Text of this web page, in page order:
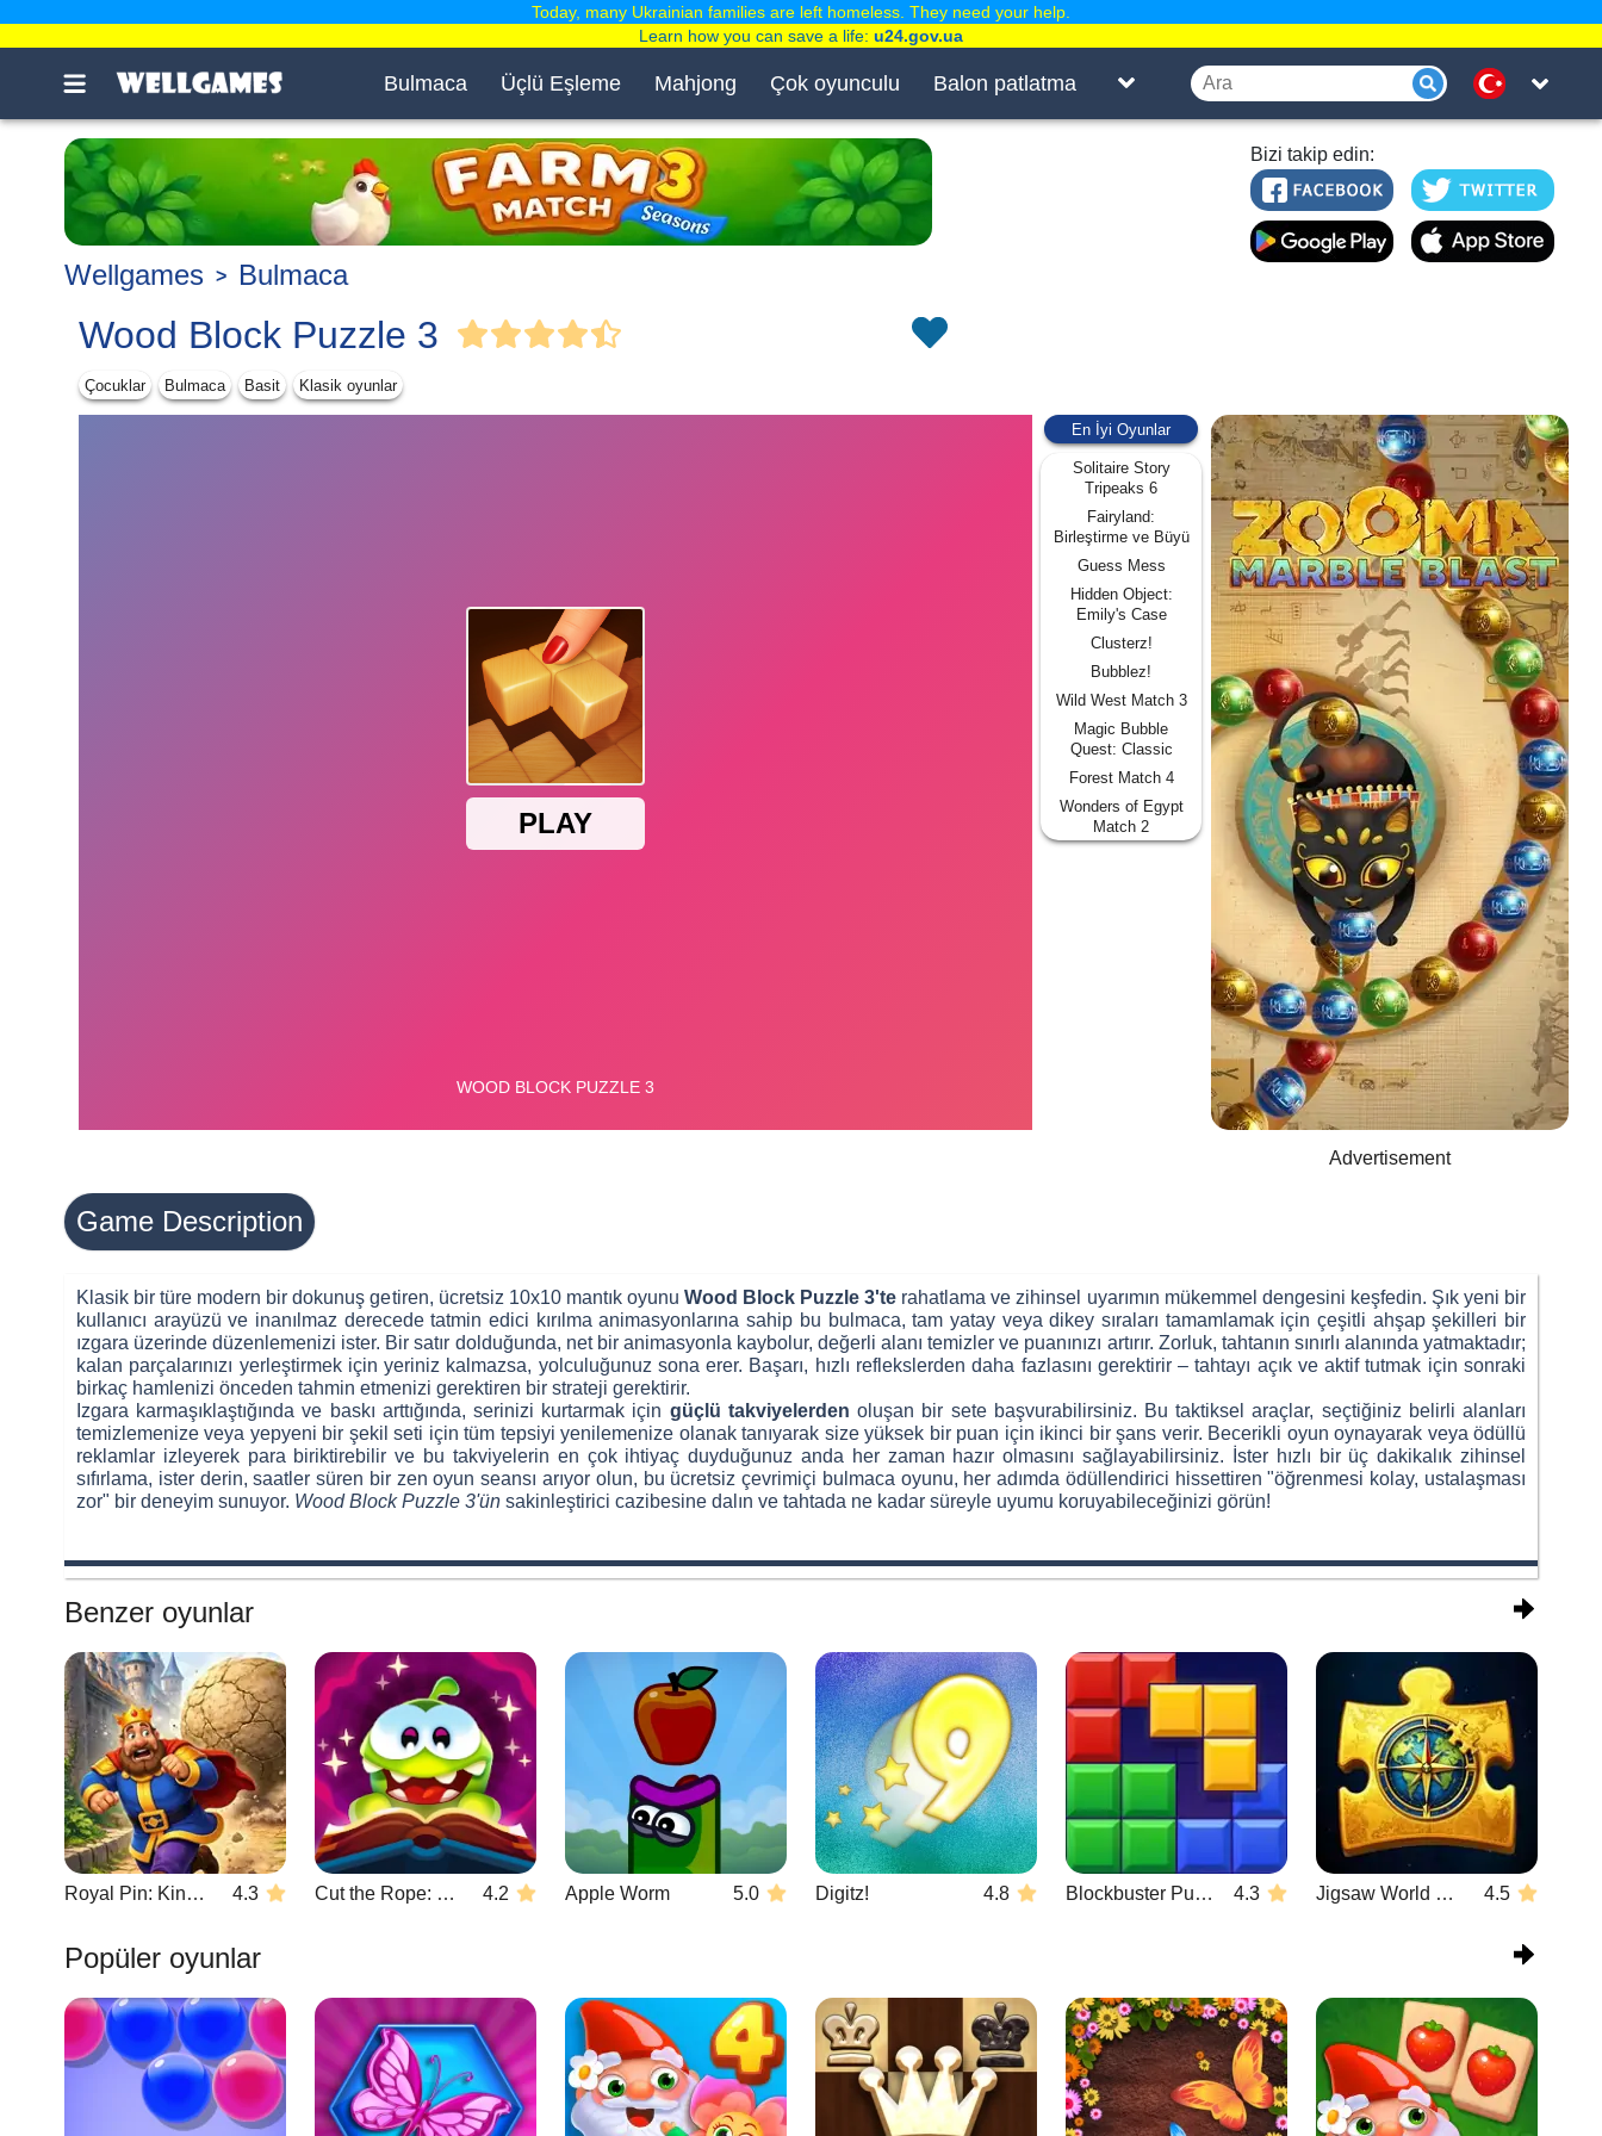
Bulmaca Üçlü Eşleme Mahjong Çok oyunculu Balon patlatma
Bizi takip edin:
Wellgames Bulmaca
Wood Block Puzzle 3
Çocuklar Bulmaca Basit Klasik oyunlar
En İyi Oyunlar
Solitaire Story
Tripeaks 6
Fairyland:
Birleştirme ve Büyü
Guess Mess
Hidden Object:
Emily's Case
Clusterz!
Bubblez!
Wild West Match 3
Magic Bubble
Quest: Classic
Forest Match 4
Wonders of Egypt
Match 2
Advertisement
Game Description
Klasik bir türe modern bir dokunuş getiren, ücretsiz 10x10 mantık oyunu Wood Block Puzzle 3'te rahatlama ve zihinsel uyarımın mükemmel dengesini keşfedin. Şık yeni bir
kullanıcı arayüzü ve inanılmaz derecede tatmin edici kırılma animasyonlarına sahip bu bulmaca, tam yatay veya dikey sıraları tamamlamak için çeşitli ahşap şekilleri bir
ızgara üzerinde düzenlemenizi ister. Bir satır dolduğunda, net bir animasyonla kaybolur, değerli alanı temizler ve puanınızı artırır. Zorluk, tahtanın sınırlı alanında yatmaktadır;
kalan parçalarınızı yerleştirmek için yeriniz kalmazsa, yolculuğunuz sona erer. Başarı, hızlı reflekslerden daha fazlasını gerektirir – tahtayı açık ve aktif tutmak için sonraki
birkaç hamlenizi önceden tahmin etmenizi gerektiren bir strateji gerektirir.
Izgara karmaşıklaştığında ve baskı arttığında, serinizi kurtarmak için güçlü takviyelerden oluşan bir sete başvurabilirsiniz. Bu taktiksel araçlar, seçtiğiniz belirli alanları
temizlemenize veya yepyeni bir şekil seti için tüm tepsiyi yenilemenize olanak tanıyarak size yüksek bir puan için ikinci bir şans verir. Becerikli oyun oynayarak veya ödüllü
reklamlar izleyerek para biriktirebilir ve bu takviyelerin en çok ihtiyaç duyduğunuz anda her zaman hazır olmasını sağlayabilirsiniz. İster hızlı bir üç dakikalık zihinsel
sıfırlama, ister derin, saatler süren bir zen oyun seansı arıyor olun, bu ücretsiz çevrimiçi bulmaca oyunu, her adımda ödüllendirici hissettiren "öğrenmesi kolay, ustalaşması
zor" bir deneyim sunuyor. Wood Block Puzzle 3'ün sakinleştirici cazibesine dalın ve tahtada ne kadar süreyle uyumu koruyabileceğinizi görün!
Benzer oyunlar
Royal Pin: King Adventure 4.3 Cut the Rope: Magic 4.2 Apple Worm 5.0 Digitz! 4.8 Blockbuster Puzzle 4.3 Jigsaw World Challenge 4.5
Popüler oyunlar
Today, many Ukrainian families are left homeless. They need your help.
Learn how you can save a life: u24.gov.ua